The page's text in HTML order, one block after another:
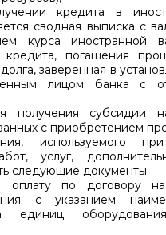
кредита в
сводная выписка с
курса иностранной
кредита, погашения
заверенная в
лицом банка с
получения субсидии
с приобретением
используемого
услуг,
следующие документы:
по договору на
с указанием
единиц